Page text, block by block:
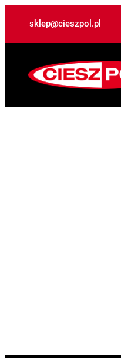
sklep@cieszpol.pl